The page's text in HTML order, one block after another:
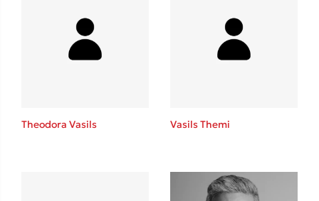
Theodora Vasils Vasils Themi